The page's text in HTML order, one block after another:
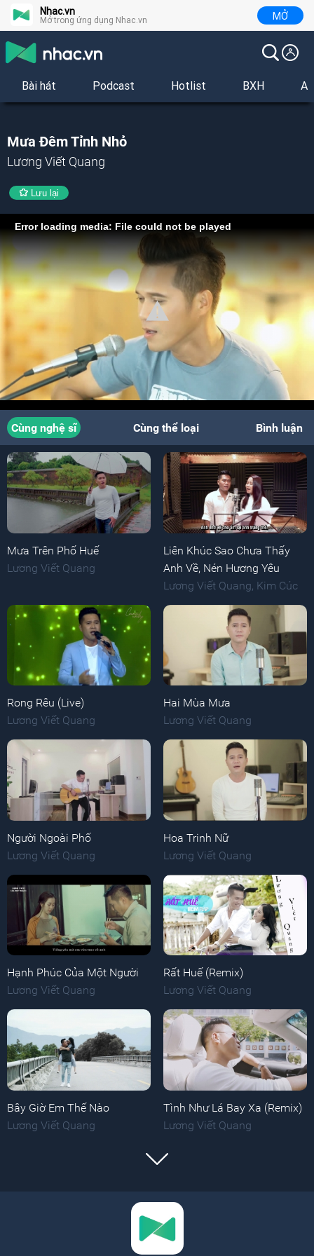
Nhac.vn
Mở trong ứng dụng Nhac.vn MỞ
Bài hát Podcast Hotlist BXH
Mưa Đêm Tỉnh Nhỏ
Lương Viết Quang
Lưu lại
Error loading media: File could not be played
Cùng nghệ sĩ Cùng thể loại Bình luận
Mưa Trên Phố Huế
Lương Viết Quang
Liên Khúc Sao Chưa Thấy
Anh Về, Nén Hương Yêu
Lương Viết Quang Kim Cúc
Rong Rêu (Live)
Lương Viết Quang
Hai Mùa Mưa
Lương Viết Quang
Người Ngoài Phố
Lương Viết Quang
Hoa Trinh Nữ
Lương Viết Quang
Hạnh Phúc Của Một Người
Lương Viết Quang
Rất Huế (Remix)
Lương Viết Quang
Bây Giờ Em Thế Nào
Lương Viết Quang
Tình Như Lá Bay Xa (Remix)
Lương Viết Quang